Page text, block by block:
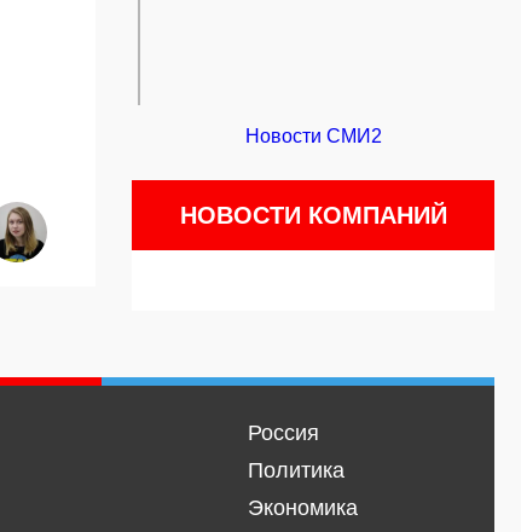
Новости СМИ2
НОВОСТИ КОМПАНИЙ
Россия
Политика
Экономика